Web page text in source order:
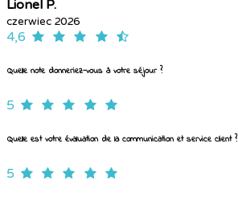
Lionel P.
czerwiec 2026
4,6
Quelle note donneriez-vous à votre séjour ?
5
Quelle est votre évaluation de la communication et service client ?
5